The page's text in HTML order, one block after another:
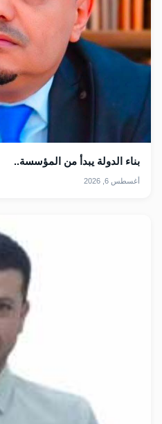
بناء الدولة يبدأ من المؤسسة..
أغسطس 6, 2026